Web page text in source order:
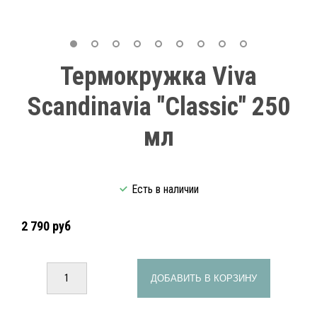
Термокружка Viva
Scandinavia "Classic" 250
мл
Есть в наличии
2 790 руб
ДОБАВИТЬ В КОРЗИНУ